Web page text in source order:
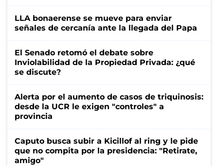
LLA bonaerense se mueve para enviar
señales de cercanía ante la llegada del Papa
El Senado retomó el debate sobre
Inviolabilidad de la Propiedad Privada: ¿qué
se discute?
Alerta por el aumento de casos de triquinosis:
desde la UCR le exigen "controles" a
provincia
Caputo busca subir a Kicillof al ring y le pide
que no compita por la presidencia: "Retirate,
amigo"